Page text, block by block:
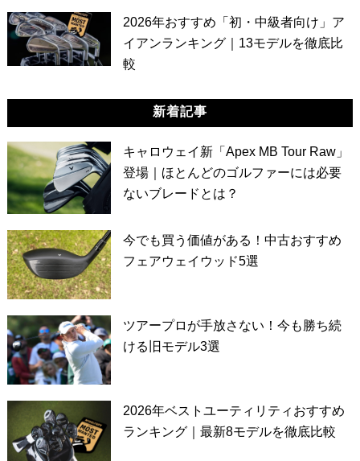
2026年おすすめ「初・中級者向け」ア
イアンランキング｜13モデルを徹底比
較
新着記事
キャロウェイ新「Apex MB Tour Raw」
登場｜ほとんどのゴルファーには必要
ないブレードとは？
今でも買う価値がある！中古おすすめ
フェアウェイウッド5選
ツアープロが手放さない！今も勝ち続
ける旧モデル3選
2026年ベストユーティリティおすすめ
ランキング｜最新8モデルを徹底比較